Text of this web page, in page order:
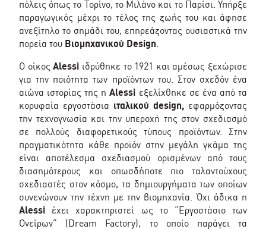
πόλεις όπως το Τορίνο, το Μιλάνο και το Παρίσι. Υπήρξε
παραγωγικός μέχρι το τέλος της ζωής του και άφησε
ανεξίτηλο το σημάδι του, επηρεάζοντας ουσιαστικά την
πορεία του Bιομηχανικού Design.
Ο οίκοςAlessi ιδρύθηκε το 1921 και αμέσως ξεχώρισε
για την ποιότητα των προϊόντων του. Στον σχεδόν ένα
αιώνα ιστορίας της ηAlessi εξελίχθηκε σε ένα από τα
κορυφαία εργοστάσια ιταλικού design, εφαρμόζοντας
την τεχνογνωσία και την υπεροχή της στον σχεδιασμό
σε πολλούς διαφορετικούς τύπους προϊόντων. Στην
πραγματικότητα κάθε προϊόν στην μεγάλη γκάμα της
είναι αποτέλεσμα σχεδιασμού ορισμένων από τους
διασημότερους και οπωσδήποτε πιο ταλαντούχους
σχεδιαστές στον κόσμο, τα δημιουργήματα των οποίων
συνενώνουν την τέχνη με την βιομηχανία. Όχι άδικα η
Alessi έχει χαρακτηριστεί ως το “Εργοστάσιο των
Ονείρων” (Dream Factory), το οποίο παράγει τα